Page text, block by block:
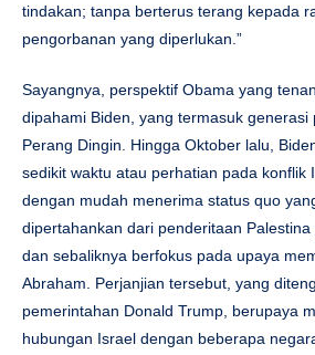
tindakan; tanpa berterus terang kepada
pengorbanan yang diperlukan.”
Sayangnya, perspektif Obama yang
dipahami Biden, yang termasuk generasi
Perang Dingin. Hingga Oktober lalu,
sedikit waktu atau perhatian pada konflik
dengan mudah menerima status quo
dipertahankan dari penderitaan Palestina
dan sebaliknya berfokus pada upaya
Abraham. Perjanjian tersebut, yang
pemerintahan Donald Trump, berupaya
hubungan Israel dengan beberapa